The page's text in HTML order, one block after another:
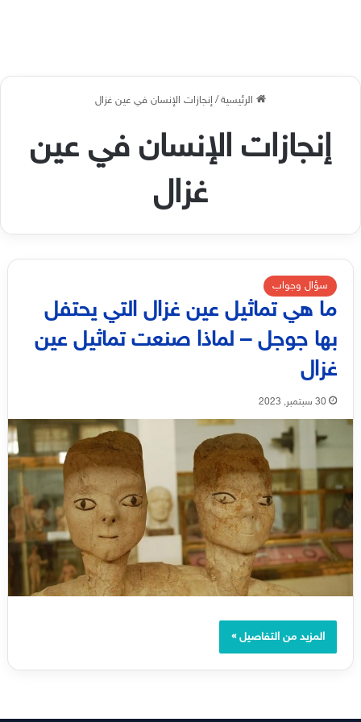
الرئيسية/إنجازات الإنسان في عين غزال
إنجازات الإنسان في عين
غزال
سؤال وجواب
ما هي تماثيل عين غزال التي يحتفل
بها جوجل – لماذا صنعت تماثيل عين
غزال
30 سبتمبر, 2023
المزيد من التفاصيل »